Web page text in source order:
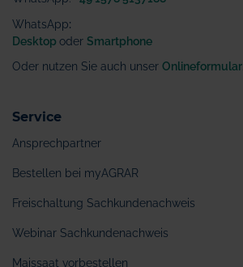
WhatsApp:
Desktop oder Smartphone
Oder nutzen Sie auch unser Onlineformular
Service
Ansprechpartner
Bestellen bei myAGRAR
Freischaltung Sachkundenachweis
Webinar Sachkundenachweis
Maissaat vorbestellen